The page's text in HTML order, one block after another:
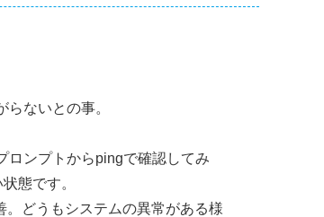
ないとの事。
ロンプトからpingで確認してみ
態です。
どうもシステムの異常がある様